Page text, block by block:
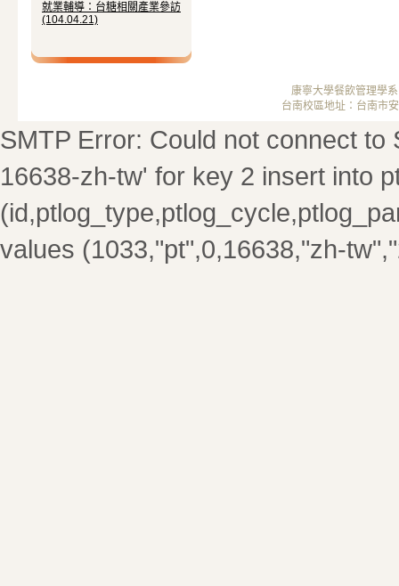
就業輔導：台糖相關產業參訪
(104.04.21)
康寧大學餐飲管理學
台南校區地址：台南市
SMTP Error: Could not connect
16638-zh-tw' for key 2 insert into
values (1033,"pt",0,16638,"zh-